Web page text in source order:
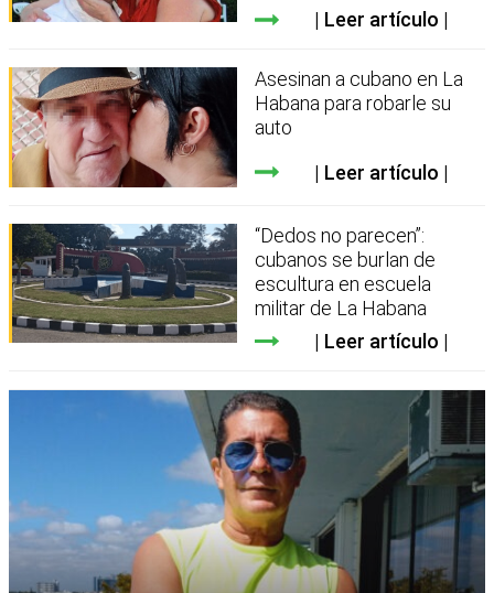
Leer artículo
Asesinan a cubano en La
Habana para robarle su
auto
Leer artículo
“Dedos no parecen”:
cubanos se burlan de
escultura en escuela
militar de La Habana
Leer artículo